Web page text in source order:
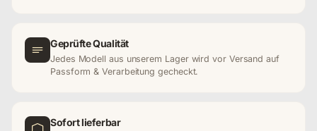
Geprüfte Qualität
Jedes Modell aus unserem Lager wird vor Versand auf
Passform & Verarbeitung gecheckt.
Sofort lieferbar